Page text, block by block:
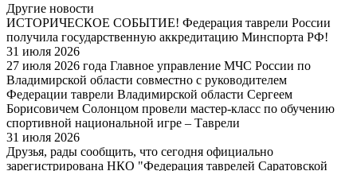
Другие новости
ИСТОРИЧЕСКОЕ СОБЫТИЕ! Федерация таврели России
получила государственную аккредитацию Минспорта РФ!
31 июля 2026
27 июля 2026 года Главное управление МЧС России по
Владимирской области совместно с руководителем
Федерации таврели Владимирской области Сергеем
Борисовичем Солонцом провели мастер-класс по обучению
спортивной национальной игре – Таврели
31 июля 2026
Друзья, рады сообщить, что сегодня официально
зарегистрирована НКО "Федерация таврелей Саратовской